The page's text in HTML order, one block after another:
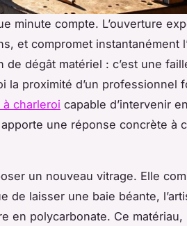
minute compte. L’ouverture
et compromet instantanément
dégât matériel : c’est une
la proximité d’un professionnel
charleroi capable d’intervenir
une réponse concrète à
un nouveau vitrage. Elle
de laisser une baie béante,
en polycarbonate. Ce matériau,